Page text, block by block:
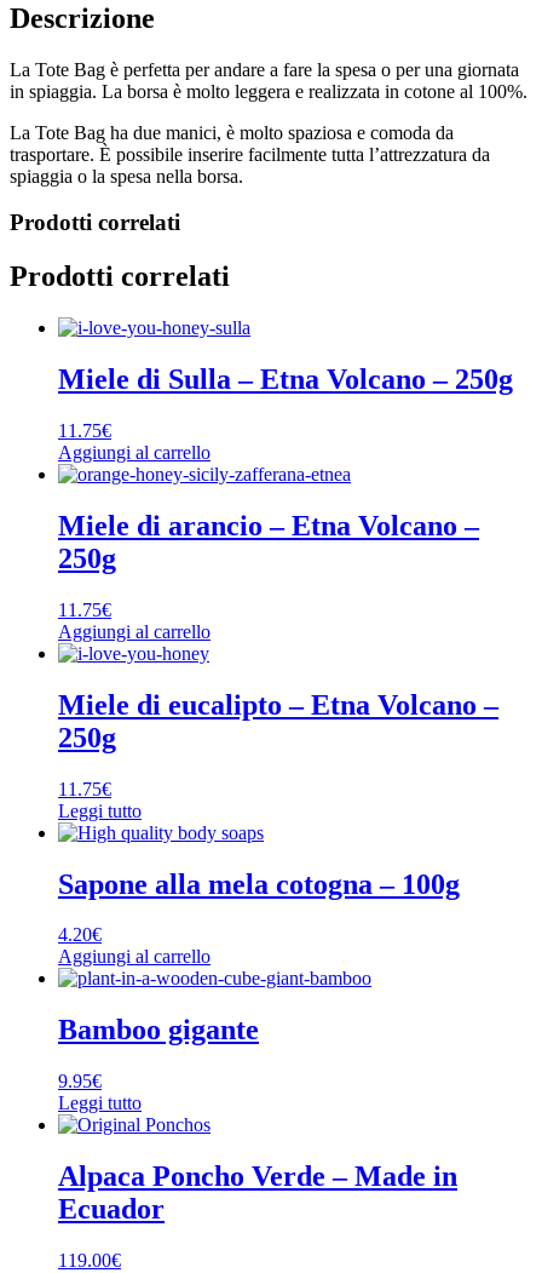
Descrizione
La Tote Bag è perfetta per andare a fare la spesa o per una giornata
in spiaggia. La borsa è molto leggera e realizzata in cotone al 100%.
La Tote Bag ha due manici, è molto spaziosa e comoda da
trasportare. È possibile inserire facilmente tutta l’attrezzatura da
spiaggia o la spesa nella borsa.
Prodotti correlati
Prodotti correlati
Miele di Sulla – Etna Volcano – 250g
11.75€
Aggiungi al carrello
Miele di arancio – Etna Volcano –
250g
11.75€
Aggiungi al carrello
Miele di eucalipto – Etna Volcano –
250g
11.75€
Leggi tutto
Sapone alla mela cotogna – 100g
4.20€
Aggiungi al carrello
Bamboo gigante
9.95€
Leggi tutto
Alpaca Poncho Verde – Made in
Ecuador
119.00€